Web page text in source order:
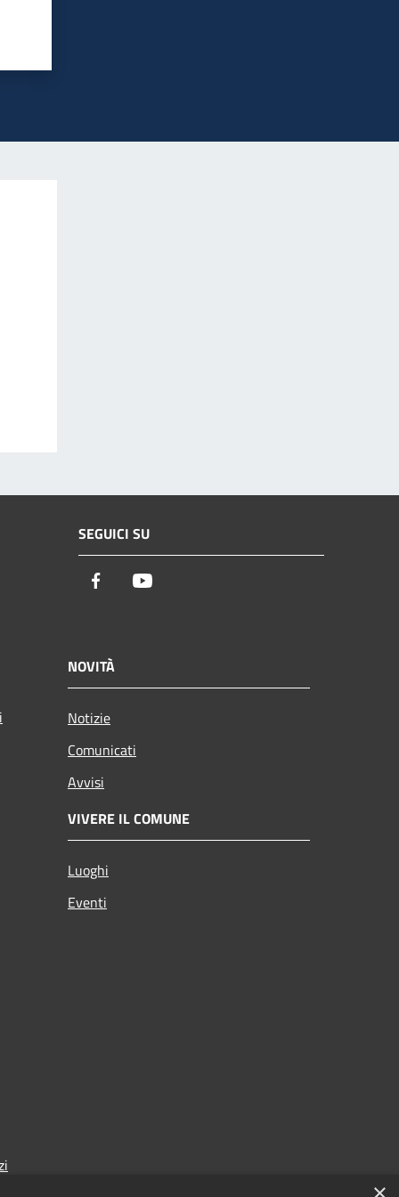
SEGUICI SU
Facebook
NOVITÀ
Notizie
Comunicati
Avvisi
VIVERE IL COMUNE
Luoghi
Eventi